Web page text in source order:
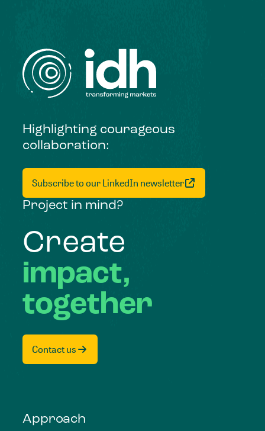
Highlighting courageous
collaboration:
Subscribe to our LinkedIn newsletter
Project in mind?
Create
impact,
together
Contact us
Approach